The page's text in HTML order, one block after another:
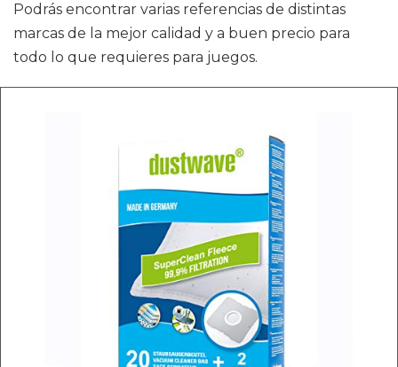
Podrás encontrar varias referencias de distintas
marcas de la mejor calidad y a buen precio para
todo lo que requieres para juegos.